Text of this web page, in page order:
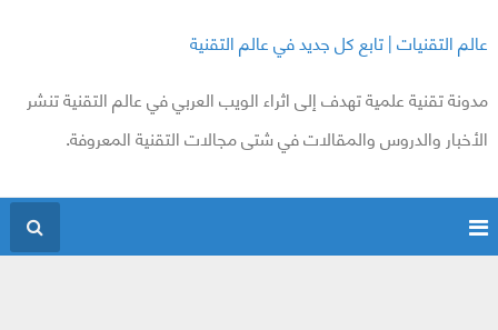
عالم التقنيات | تابع كل جديد في عالم التقنية
مدونة تقنية علمية تهدف إلى اثراء الويب العربي في عالم التقنية تنشر
الأخبار والدروس والمقالات في شتى مجالات التقنية المعروفة.